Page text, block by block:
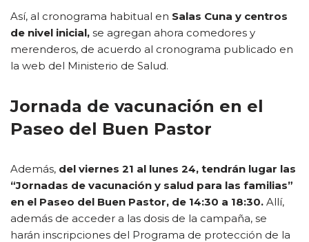
Así, al cronograma habitual en Salas Cuna y centros
de nivel inicial, se agregan ahora comedores y
merenderos, de acuerdo al cronograma publicado en
la web del Ministerio de Salud.
Jornada de vacunación en el
Paseo del Buen Pastor
Además, del viernes 21 al lunes 24, tendrán lugar las
“Jornadas de vacunación y salud para las familias”
en el Paseo del Buen Pastor, de 14:30 a 18:30. Allí,
además de acceder a las dosis de la campaña, se
harán inscripciones del Programa de protección de la